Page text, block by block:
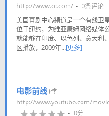
http://www.cc.com/ 0条评论
美国喜剧中心频道是一个有线卫
位于纽约，为维亚康姆网络媒体
就能够在印度、以色列、意大利
区播放，2009年...[更多]
电影前线
http://www.youtube.com/
0分